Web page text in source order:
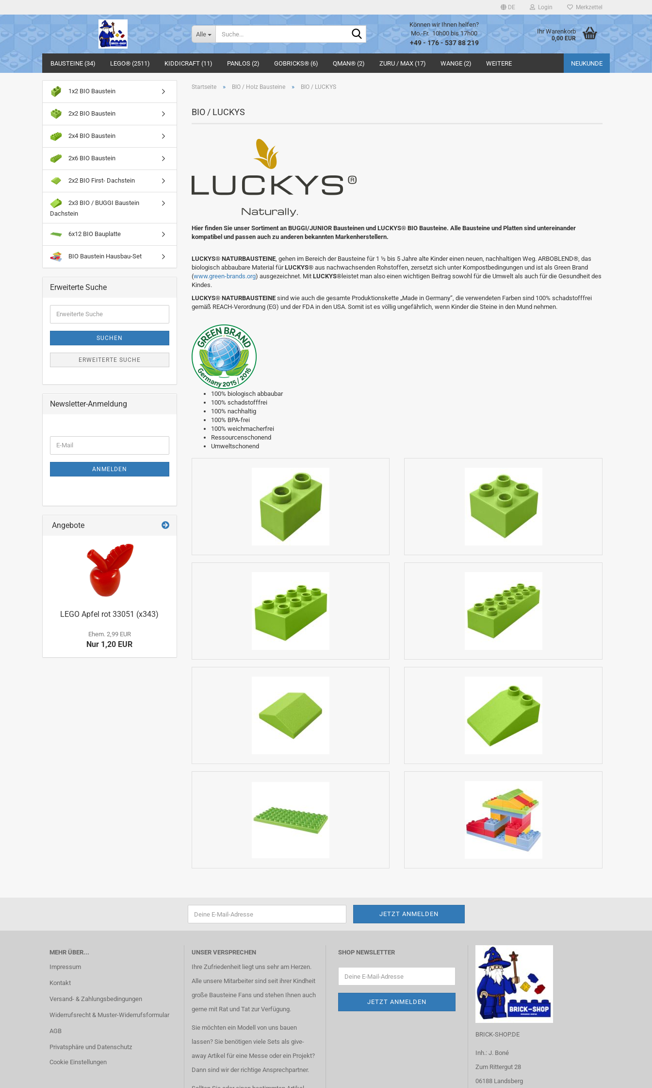
DE Login Merkzettel
Alle
Suche...
Können wir Ihnen helfen?
Mo.-Fr. 10h00 bis 17h00
+49 - 176 - 537 88 219
Ihr Warenkorb
0,00 EUR
BAUSTEINE (34) LEGO® (2511) KIDDICRAFT (11) PANLOS (2) GOBRICKS® (6) QMAN® (2) ZURU / MAX (17) WANGE (2) NEUKUNDE
WEITERE
Startseite » BIO / Holz Bausteine » BIO / LUCKYS
BIO / LUCKYS
Hier finden Sie unser Sortiment an BUGGI/JUNIOR Bausteinen und LUCKYS® BIO Bausteine. Alle Bausteine und Platten sind untereinander
kompatibel und passen auch zu anderen bekannten Markenherstellern.
LUCKYS® NATURBAUSTEINE, gehen im Bereich der Bausteine für 1 ½ bis 5 Jahre alte Kinder einen neuen, nachhaltigen Weg. ARBOBLEND®, das
biologisch abbaubare Material fürLUCKYS®aus nachwachsenden Rohstoffen, zersetzt sich unter Kompostbedingungen und ist als Green Brand
(www.­green­-­brands.org) ausgezeichnet. Mit LUCKYS®leistet man also einen wichtigen Beitrag sowohl für die Umwelt als auch für die Gesundheit des
Kindes.
LUCKYS® NATURBAUSTEINEsind wie auch die gesamte Produktionskette „Made in Germany“, die verwendeten Farben sind 100% schadstofffrei
gemäß REACH-Verordnung (EG) und der FDA in den USA. Somit ist es völlig ungefährlich, wenn Kinder die Steine in den Mund nehmen.
100% biologisch abbaubar
100% schadstofffrei
100% nachhaltig
100% BPA-frei
100% weichmacherfrei
Ressourcenschonend
Umweltschonend
1x2 BIO Baustein
2x2 BIO Baustein
2x4 BIO Baustein
2x6 BIO Baustein
2x2 BIO First- Dachstein
2x3 BIO / BUGGI Baustein
Dachstein
6x12 BIO Bauplatte
BIO Baustein Hausbau-Set
Erweiterte Suche
Suche
SUCHEN
ERWEITERTE SUCHE
Newsletter-Anmeldung
ZUR
NEWSLETTER-
E-
Mail
ANMELDEN
Angebote
LEGO Apfel rot 33051 (x343)
Ehem. 2,99 EUR
Nur 1,20 EUR
MEHR ÜBER...
Impressum
Kontakt
Versand- & Zahlungsbedingungen
Widerrufsrecht & Muster-Widerrufsformular
AGB
Privatsphäre und Datenschutz
Cookie Einstellungen
UNSER VERSPRECHEN
Ihre Zufriedenheit liegt uns sehr am Herzen.
Alle unsere Mitarbeiter sind seit ihrer Kindheit
große Bausteine Fans und stehen Ihnen auch
gerne mit Rat und Tat zur Verfügung.
Sie möchten ein Modell von uns bauen
lassen? Sie benötigen viele Sets als give-
away Artikel für eine Messe oder ein Projekt?
Dann sind wir der richtige Ansprechpartner.
SHOP NEWSLETTER
BRICK-SHOP.DE
Inh.: J. Boné
Zum Rittergut 28
06188 Landsberg